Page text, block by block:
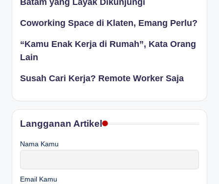
Batam yang Layak Dikunjungi
Coworking Space di Klaten, Emang Perlu?
“Kamu Enak Kerja di Rumah”, Kata Orang
Lain
Susah Cari Kerja? Remote Worker Saja
Langganan Artikel
Nama Kamu
Email Kamu